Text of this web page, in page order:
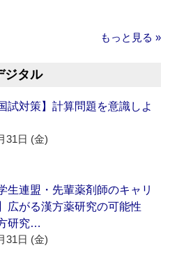
もっと見る »
ジタル
試対策】計算問題を意識しよ
31日 (金)
生連盟・先輩薬剤師のキャリ
広がる漢方薬研究の可能性
研究…
31日 (金)